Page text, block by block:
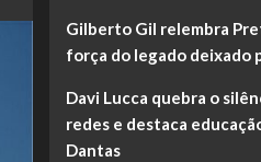
Gilberto Gil relembra
força do legado deixado
Davi Lucca quebra o
redes e destaca
Dantas